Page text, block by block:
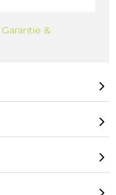
Garantie &